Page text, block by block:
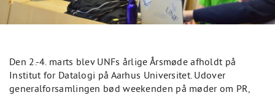
Den 2.-4. marts blev UNFs årlige Årsmøde afholdt på
Institut for Datalogi på Aarhus Universitet. Udover
generalforsamlingen bød weekenden på møder om PR,